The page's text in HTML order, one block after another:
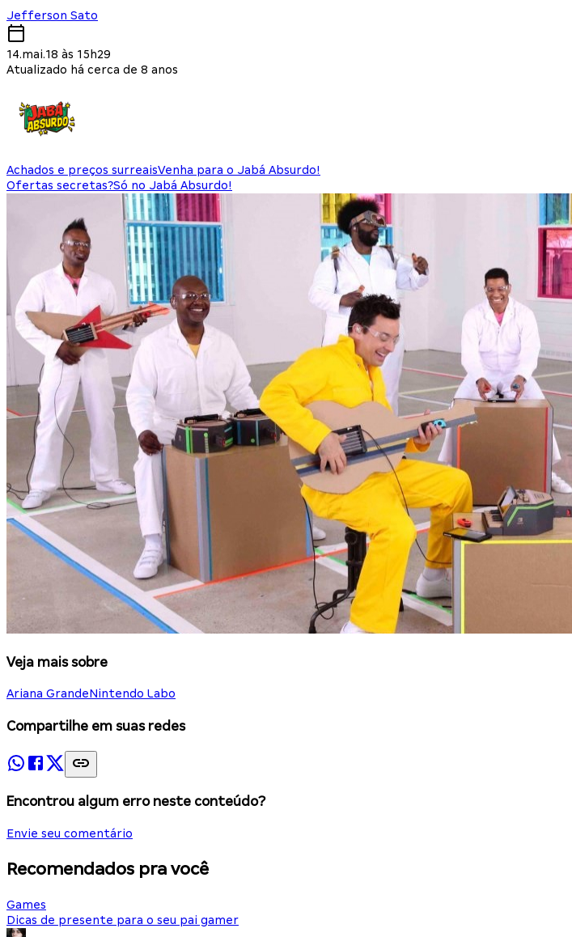
Jefferson Sato
14.mai.18 às 15h29
Atualizado há cerca de 8 anos
Achados e preços surreaisVenha para o Jabá Absurdo!
Ofertas secretas?Só no Jabá Absurdo!
Veja mais sobre
Ariana GrandeNintendo Labo
Compartilhe em suas redes
Encontrou algum erro neste conteúdo?
Envie seu comentário
Recomendados pra você
Games
Dicas de presente para o seu pai gamer